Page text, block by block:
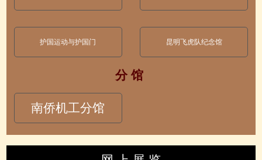
护国运动与护国门 昆明飞虎队纪念馆
分 馆
南侨机工分馆